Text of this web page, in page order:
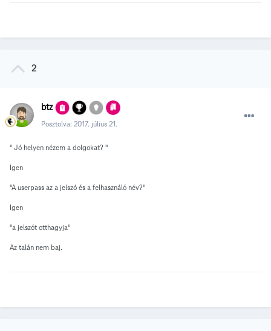
2
btz
Posztolva: 2017. július 21.
" Jó helyen nézem a dolgokat? "
Igen
"A userpass az a jelszó és a felhasználó név?"
Igen
"a jelszót otthagyja"
Az talán nem baj.